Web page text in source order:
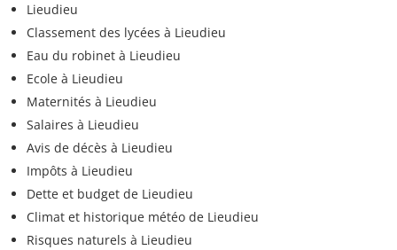
Lieudieu
Classement des lycées à Lieudieu
Eau du robinet à Lieudieu
Ecole à Lieudieu
Maternités à Lieudieu
Salaires à Lieudieu
Avis de décès à Lieudieu
Impôts à Lieudieu
Dette et budget de Lieudieu
Climat et historique météo de Lieudieu
Risques naturels à Lieudieu